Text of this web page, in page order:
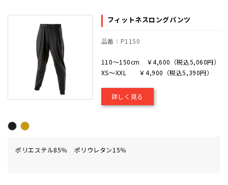
フィットネスロングパンツ
品番：P1150
110～150cm ￥4,600（税込5,060円）
XS～XXL ￥4,900（税込5,390円）
詳しく見る
ポリエステル85％ ポリウレタン15％